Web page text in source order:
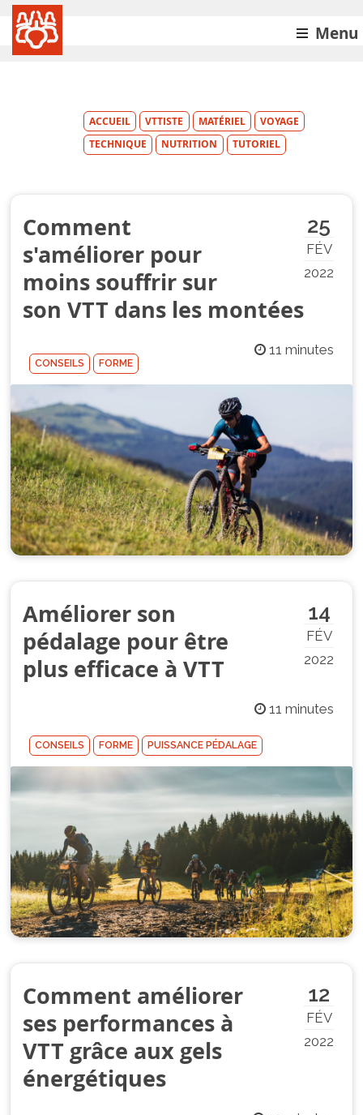
Menu
ACCUEIL VTTISTE MATÉRIEL
VOYAGE
TECHNIQUE
NUTRITION TUTORIEL
25
FÉV
2022
Comment
s'améliorer pour
moins souffrir sur
son VTT dans les montées
11 minutes
CONSEILS FORME
14
FÉV
2022
Améliorer son
pédalage pour être
plus efficace à VTT
11 minutes
CONSEILS FORME PUISSANCE PÉDALAGE
12
FÉV
2022
Comment améliorer
ses performances à
VTT grâce aux gels
énergétiques